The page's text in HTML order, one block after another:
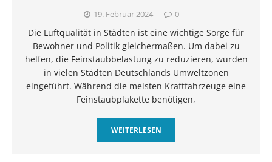
19. Februar 2024 0
Die Luftqualität in Städten ist eine wichtige Sorge für
Bewohner und Politik gleichermaßen. Um dabei zu
helfen, die Feinstaubbelastung zu reduzieren, wurden
in vielen Städten Deutschlands Umweltzonen
eingeführt. Während die meisten Kraftfahrzeuge eine
Feinstaubplakette benötigen,
WEITERLESEN